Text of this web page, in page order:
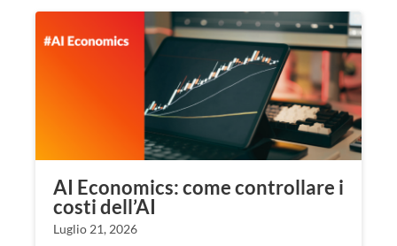
AI Economics: come controllare i
costi dell’AI
Luglio 21, 2026